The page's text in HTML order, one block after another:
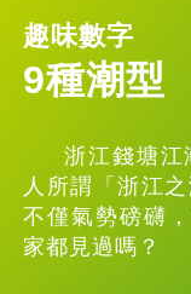
趣味數字
9種潮型
浙江錢塘江
人所謂「浙江
不僅氣勢磅礴
家都見過嗎？